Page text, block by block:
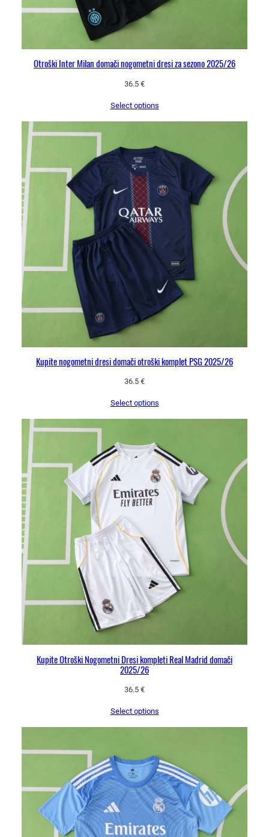
Otroški Inter Milan domači nogometni dresi za sezono 2025/26
36.5 €
Select options
Kupite nogometni dresi domači otroški komplet PSG 2025/26
36.5 €
Select options
Kupite Otroški Nogometni Dresi kompleti Real Madrid domači
2025/26
36.5 €
Select options